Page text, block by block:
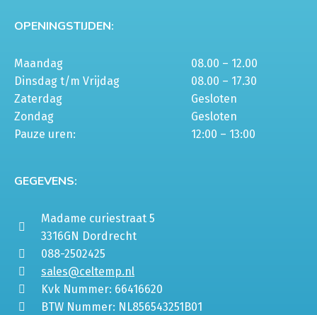
OPENINGSTIJDEN:
Maandag
08.00 – 12.00
Dinsdag t/m Vrijdag
08.00 – 17.30
Zaterdag
Gesloten
Zondag
Gesloten
Pauze uren:
12:00 – 13:00
GEGEVENS:
Madame curiestraat 5
3316GN Dordrecht
088-2502425
sales@celtemp.nl
Kvk Nummer: 66416620
BTW Nummer: NL856543251B01